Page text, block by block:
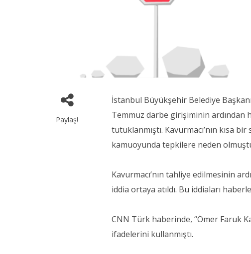
Paylaş!
İstanbul Büyükşehir Belediye
Temmuz darbe girişiminin ardından
tutuklanmıştı. Kavurmacı’nın kısa
kamuoyunda tepkilere neden
Kavurmacı’nın tahliye edilmesinin
iddia ortaya atıldı. Bu iddiaları
CNN Türk haberinde, “Ömer Faruk
ifadelerini kullanmıştı.